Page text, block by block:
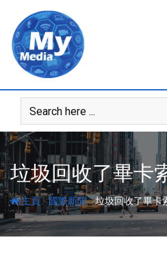
垃圾回收了畢卡
主頁-國際新聞-垃圾回收了畢卡